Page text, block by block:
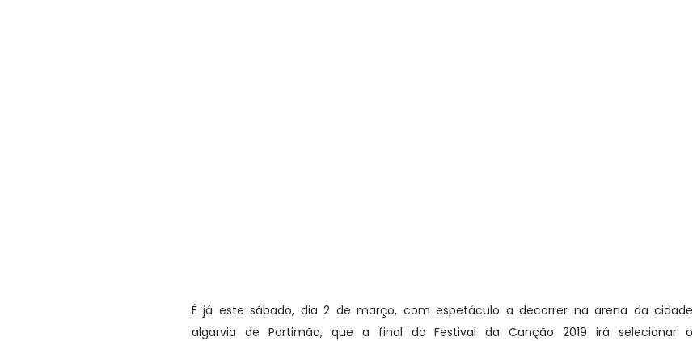
É já este sábado, dia 2 de março, com espetáculo a decorrer na arena da cidade
algarvia de Portimão, que a final do Festival da Canção 2019 irá selecionar o